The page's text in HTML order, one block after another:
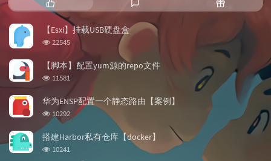
门
文
章
新
评
机
章
【Esxi】挂载USB硬盘盒
浏
次
数:
22545
【脚本】配置yum源的repo文件
浏
次
数:
11581
华为ENSP配置一个静态路由【案例】
浏
览
次
数:
10292
搭建Harbor私有仓库【docker】
浏
10241